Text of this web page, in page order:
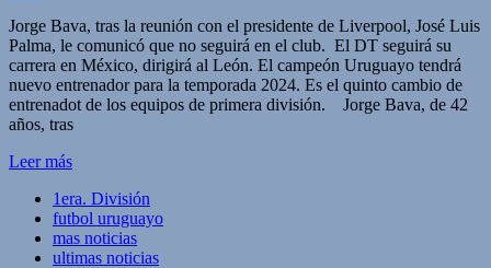
Compartir
Jorge Bava, tras la reunión con el presidente de Liverpool, José Luis
Palma, le comunicó que no seguirá en el club. El DT seguirá su
carrera en México, dirigirá al León. El campeón Uruguayo tendrá
nuevo entrenador para la temporada 2024. Es el quinto cambio de
entrenadot de los equipos de primera división. Jorge Bava, de 42
años, tras
Leer más
1era. División
futbol uruguayo
mas noticias
ultimas noticias